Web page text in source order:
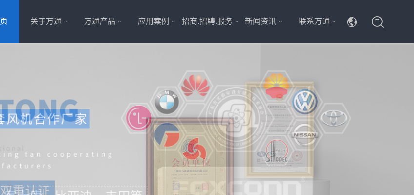
关于万通 万通产品 应用案例 招商.招聘.服务 新闻资讯 联系万通